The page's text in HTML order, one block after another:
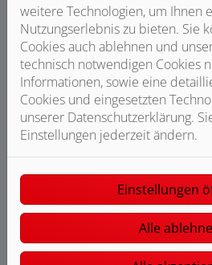
HEWI
weitere Technologien, um Ihnen
Nutzungserlebnis zu bieten. Sie
Cookies auch ablehnen und
technisch notwendigen Cookies
Informationen, sowie eine
Cookies und eingesetzten
unserer Datenschutzerklärung.
Einstellungen jederzeit ändern.
Einstellungen
Alle